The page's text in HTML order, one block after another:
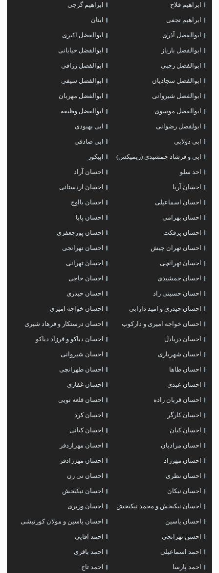
ابراهیم فلاح ابراهیم گرجی
ابراهیم نجفی ابنان
ابوالفضل آذری ابوالفضل اکبری
ابوالفضل بارپاز ابوالفضل خیابانی
ابوالفضل رجبی ابوالفضل رزاقی
ابوالفضل سجادیان ابوالفضل سیفی
ابوالفضل شیروانی ابوالفضل مهربان
ابوالفضل موسوی ابوالفضل وظیفه
ابولفضل رضوانی ابی بهبودی
ابی دولابی ابی صادقی
ابی و فرشاد جمشیدی (ریمیکس) اپیکور
احد سلو احسان آراد
احسان آریا احسان اردستانی
احسان اسماعیلی احسان بااوج
احسان بهرامی احسان پایا
احسان پرفکت احسان پورجعفری
احسان تهران چیش احسان تهرانجی
احسان تهرانچی احسان تهرانی
احسان جمشیدی احسان حاجی
احسان حسینی راد احسان حیدری
احسان حیدری و امید دارابی احسان خواجه امیری
احسان خواجه امیری و دارکوب احسان درستكار و فرهاد شيرى
احسان دریادل احسان دیاکو و فرزاد دیاکو
احسان شهریاری احسان شیروانی
احسان طاها احسان طهرانچی
احسان عبدی احسان غفاری
احسان قربان زاده احسان قلعه نویی
احسان کارگر احسان کرد
احسان کیان احسان کیانی
احسان مرادیان احسان مهرازدفر
احسان مهرزاد احسان مهرزادفر
احسان نظری احسان نی زن
احسان نیکان احسان نیکبخش
احسان نیکبخش و محمد نیکبخش احسان وزیری
احسان یاسین احسان یاسین و مولان کورتیشی
احسن تهرانچی احمد آقایی
احمد اسماعیلی احمد باقری
احمد پارسا احمد تاج